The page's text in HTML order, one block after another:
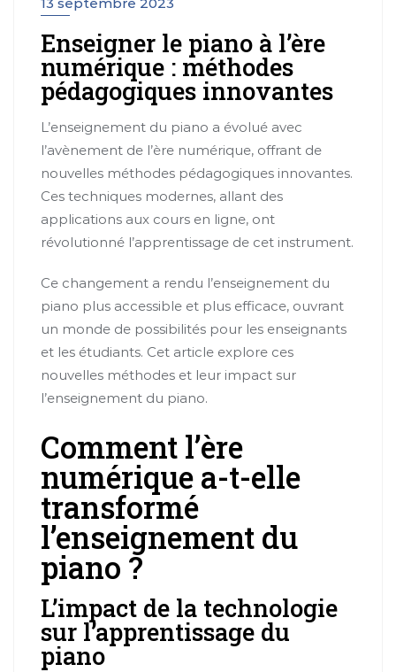
Enseigner le piano à l’ère
numérique : méthodes
pédagogiques innovantes
L’enseignement du piano a évolué avec
l’avènement de l’ère numérique, offrant de
nouvelles méthodes pédagogiques innovantes.
Ces techniques modernes, allant des
applications aux cours en ligne, ont
révolutionné l’apprentissage de cet instrument.
Ce changement a rendu l’enseignement du
piano plus accessible et plus efficace, ouvrant
un monde de possibilités pour les enseignants
et les étudiants. Cet article explore ces
nouvelles méthodes et leur impact sur
l’enseignement du piano.
Comment l’ère
numérique a-t-elle
transformé
l’enseignement du
piano ?
L’impact de la technologie
sur l’apprentissage du
piano